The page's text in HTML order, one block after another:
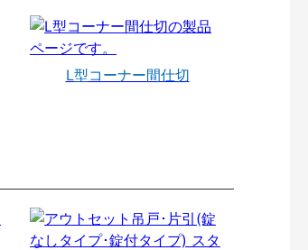
L型コーナー間仕切